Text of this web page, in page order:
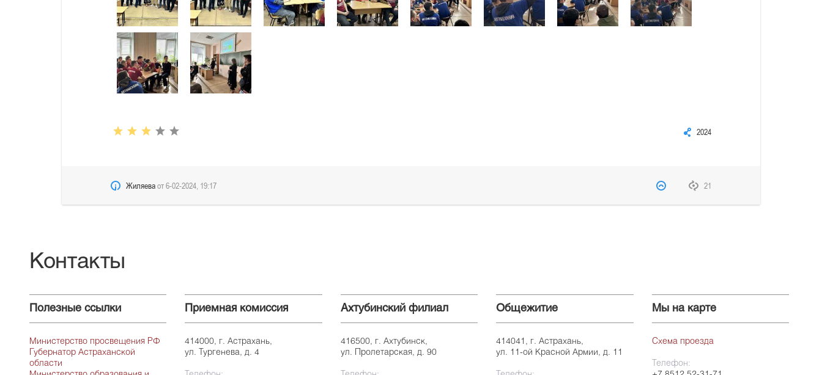
2024
21
Жиляеваот6-02-2024, 19:17
Контакты
Полезные ссылки
Министерство просвещения РФ
Губернатор Астраханской
области
Приемная комиссия
414000, г. Астрахань,
ул. Тургенева, д. 4
Ахтубинский филиал
416500, г. Ахтубинск,
ул. Пролетарская, д. 90
Общежитие
414041, г. Астрахань,
ул. 11-ой Красной Армии, д. 11
Мы на карте
Схема проезда
Телефон: